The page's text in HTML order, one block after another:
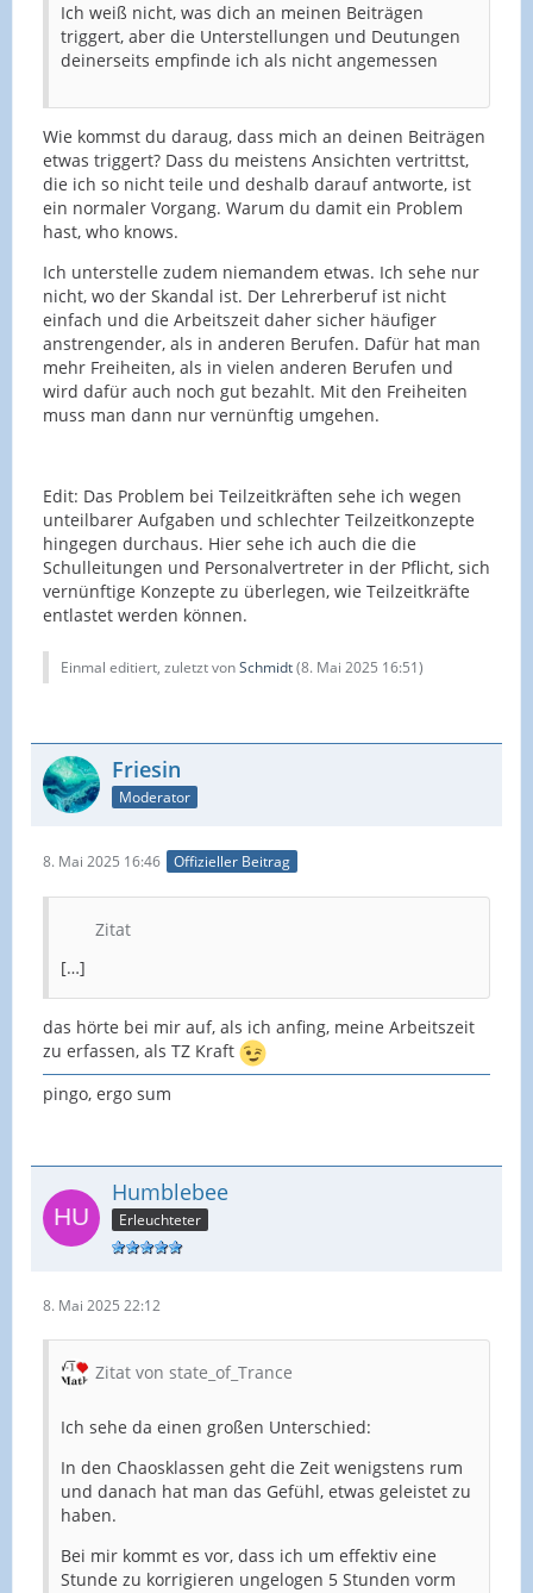
Ich weiß nicht, was dich an meinen Beiträgen
triggert, aber die Unterstellungen und Deutungen
deinerseits empfinde ich als nicht angemessen
Wie kommst du daraug, dass mich an deinen Beiträgen
etwas triggert? Dass du meistens Ansichten vertrittst,
die ich so nicht teile und deshalb darauf antworte, ist
ein normaler Vorgang. Warum du damit ein Problem
hast, who knows.
Ich unterstelle zudem niemandem etwas. Ich sehe nur
nicht, wo der Skandal ist. Der Lehrerberuf ist nicht
einfach und die Arbeitszeit daher sicher häufiger
anstrengender, als in anderen Berufen. Dafür hat man
mehr Freiheiten, als in vielen anderen Berufen und
wird dafür auch noch gut bezahlt. Mit den Freiheiten
muss man dann nur vernünftig umgehen.
Edit: Das Problem bei Teilzeitkräften sehe ich wegen
unteilbarer Aufgaben und schlechter Teilzeitkonzepte
hingegen durchaus. Hier sehe ich auch die die
Schulleitungen und Personalvertreter in der Pflicht, sich
vernünftige Konzepte zu überlegen, wie Teilzeitkräfte
entlastet werden können.
Einmal editiert, zuletzt vonSchmidt(8. Mai 2025 16:51)
Friesin
Moderator
8. Mai 2025 16:46 Offizieller Beitrag
Zitat
[…]
das hörte bei mir auf, als ich anfing, meine Arbeitszeit
zu erfassen, als TZ Kraft
pingo, ergo sum
Humblebee
Erleuchteter
8. Mai 2025 22:12
Zitat von state_of_Trance
Ich sehe da einen großen Unterschied:
In den Chaosklassen geht die Zeit wenigstens rum
und danach hat man das Gefühl, etwas geleistet zu
haben.
Bei mir kommt es vor, dass ich um effektiv eine
Stunde zu korrigieren ungelogen 5 Stunden vorm